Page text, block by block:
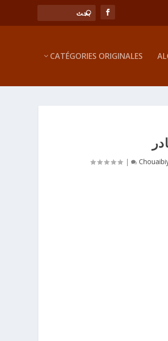
CATÉGORIES ORIGINALES
|